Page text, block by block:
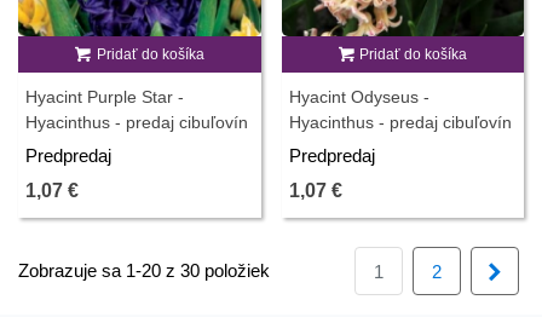
Pridať do košíka
Hyacint Purple Star -
Hyacinthus - predaj cibuľovín
- 1 ks
Predpredaj
1,07 €
Pridať do košíka
Hyacint Odyseus -
Hyacinthus - predaj cibuľovín
- 1 ks
Predpredaj
1,07 €
Zobrazuje sa 1-20 z 30 položiek 1 2